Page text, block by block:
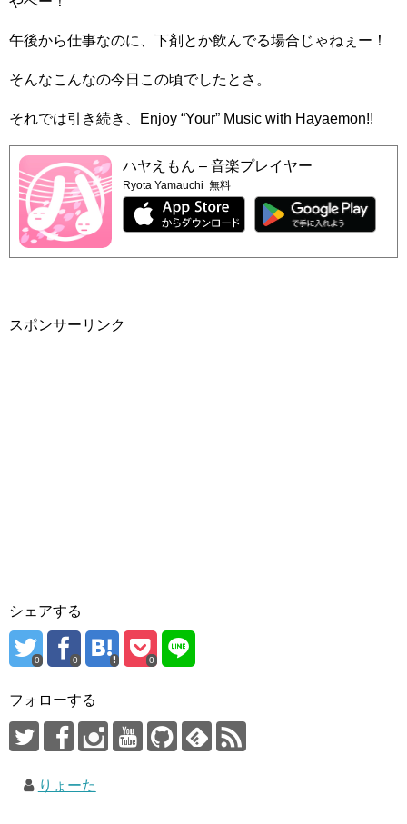
午後から仕事なのに、下剤とか飲んでる場合じゃねぇー！
そんなこんなの今日この頃でしたとさ。
それでは引き続き、Enjoy “Your” Music with Hayaemon!!
ハヤえもん – 音楽プレイヤー
Ryota Yamauchi 無料
スポンサーリンク
シェアする
0 0 0
フォローする
りょーた